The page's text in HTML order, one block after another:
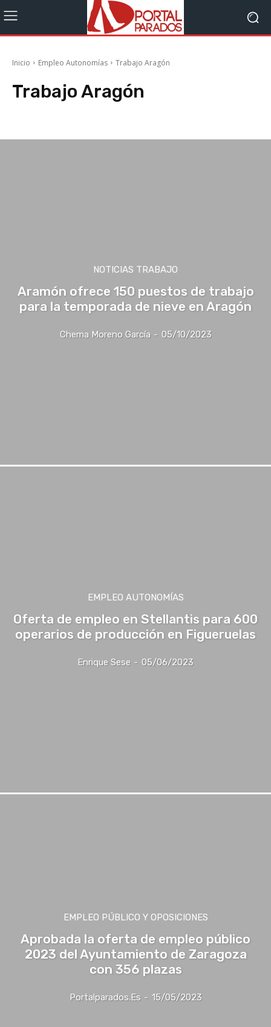
Inicio Empleo Autonomías Trabajo Aragón
Trabajo Aragón
NOTICIAS TRABAJO
Aramón ofrece 150 puestos de trabajo
para la temporada de nieve en Aragón
Chema Moreno García - 05/10/2023
EMPLEO AUTONOMÍAS
Oferta de empleo en Stellantis para 600
operarios de producción en Figueruelas
Enrique Sese - 05/06/2023
EMPLEO PÚBLICO Y OPOSICIONES
Aprobada la oferta de empleo público
2023 del Ayuntamiento de Zaragoza
con 356 plazas
Portalparados.es - 15/05/2023